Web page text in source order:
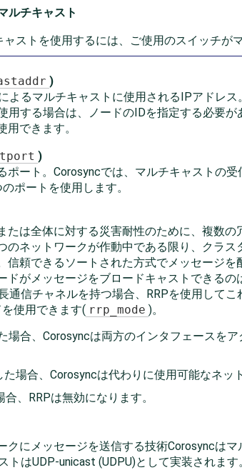
ルチキャスト
ストを使用するには、ご使用のスイッチが
)
よるマルチキャストに使用されるIPアドレ
用する場合は、ノードのIDを指定する必要
できます。
)
ポート。Corosyncでは、マルチキャストの受
ポートを使用します。
たは全体に対する災害耐性のために、複数
のネットワークが作動中である限り、クラ
信頼できるソートされた方式でメッセージ
ドがメッセージをブロードキャストできるの
通信チャネルを持つ場合、RRPを使用して
使用できます( rrp_mode )。
場合、Corosyncは両方のインタフェースを
た場合、Corosyncは代わりに使用可能なネッ
、RRPは無効になります。
クにメッセージを送信する技術Corosyncは
トはUDP-unicast (UDPU)として実装されます